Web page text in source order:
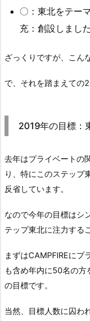
〇：東北をテー
充：創設しました
ざっくりですが、こん
で、それを踏まえての
2019年の目標：
去年はプライベートの
り、特にこのステップ
反省しています。
なので今年の目標はシ
テップ東北に注力する
まずはCAMPFIREにプ
も含め年内に50名の
の目標です。
当然、目標人数に囚わ